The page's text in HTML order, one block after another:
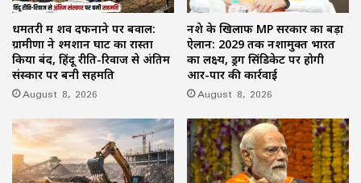
धमतरी में शव दफनाने पर बवाल:
ग्रामीणों ने श्मशान घाट का रास्ता
किया बंद, हिंदू रीति-रिवाज से अंतिम
संस्कार पर बनी सहमति
August 8, 2026
नशे के खिलाफ MP सरकार का बड़ा
ऐलान: 2029 तक नशामुक्त भारत
का लक्ष्य, ड्रग सिंडिकेट पर होगी
आर-पार की कार्रवाई
August 8, 2026